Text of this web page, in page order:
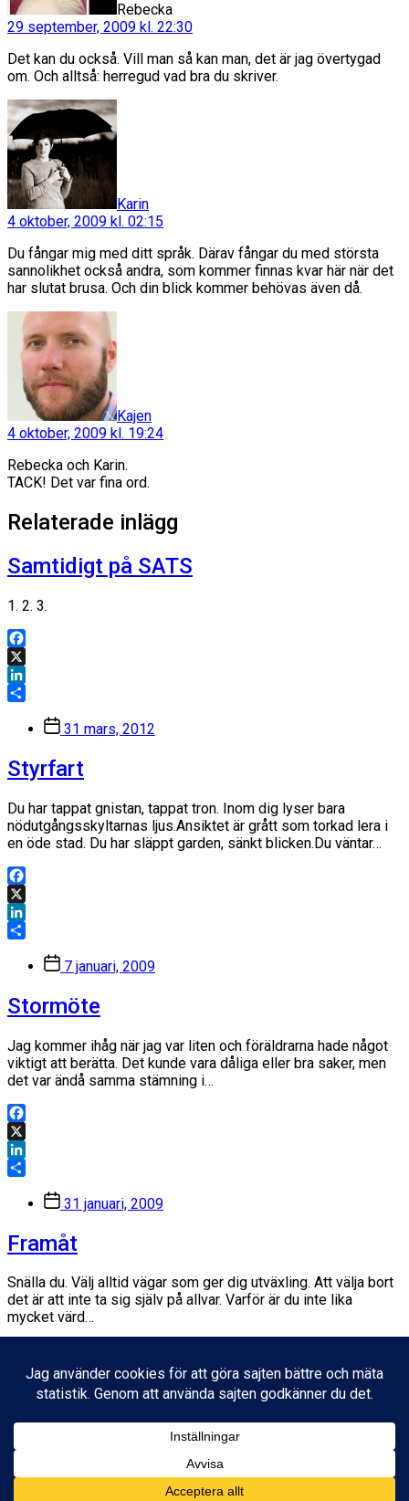
Rebecka
29 september, 2009 kl. 22:30
Det kan du också. Vill man så kan man, det är jag övertygad
om. Och alltså: herregud vad bra du skriver.
Karin
4 oktober, 2009 kl. 02:15
Du fångar mig med ditt språk. Därav fångar du med största
sannolikhet också andra, som kommer finnas kvar här när det
har slutat brusa. Och din blick kommer behövas även då.
Kajen
4 oktober, 2009 kl. 19:24
Rebecka och Karin.
TACK! Det var fina ord.
Relaterade inlägg
Samtidigt på SATS
1. 2. 3.
Facebook
X
LinkedIn
Inläggsdatum
31 mars, 2012
Styrfart
Du har tappat gnistan, tappat tron. Inom dig lyser bara
nödutgångsskyltarnas ljus.Ansiktet är grått som torkad lera i
en öde stad. Du har släppt garden, sänkt blicken.Du väntar…
Facebook
X
LinkedIn
Inläggsdatum
7 januari, 2009
Stormöte
Jag kommer ihåg när jag var liten och föräldrarna hade något
viktigt att berätta. Det kunde vara dåliga eller bra saker, men
det var ändå samma stämning i…
Facebook
X
LinkedIn
Inläggsdatum
31 januari, 2009
Framåt
Snälla du. Välj alltid vägar som ger dig utväxling. Att välja bort
det är att inte ta sig själv på allvar. Varför är du inte lika
mycket värd…
Facebook
LinkedIn
Dela
© 2026